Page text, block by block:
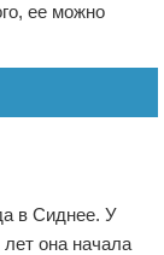
ее можно
в Сиднее. У
она начала